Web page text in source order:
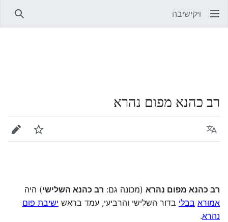
ויקישיבה
רב כהנא מפום נהרא
שפה מעקב
רב כהנא מפום נהרא (מכונה גם: רב כהנא השלישי) היה
אמורא בבלי בדור השלישי והרביעי, עמד בראש ישיבת פום
נהרא.